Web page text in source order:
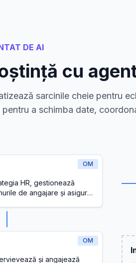
DE AI
cu
sarcinile cheie pentru
a schimba date,
OM
HR, gestionează
de angajare și asigură
OM
și angajează